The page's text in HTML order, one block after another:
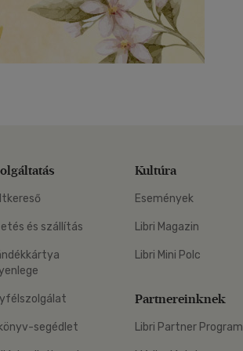
és szállítás
segédlet
Kultúra
Események
Libri Magazin
Libri Mini Polc
Partnereinknek
Libri Partner Program